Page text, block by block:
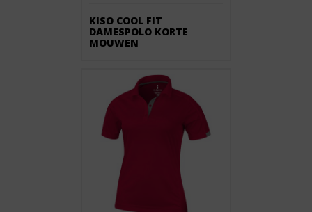
KISO COOL FIT
DAMESPOLO KORTE
MOUWEN